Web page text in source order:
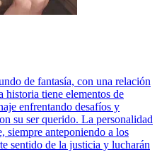
de fantasía, con una relación
historia tiene elementos de
enfrentando desafíos y
su ser querido. La personalidad
siempre anteponiendo a los
sentido de la justicia y lucharán